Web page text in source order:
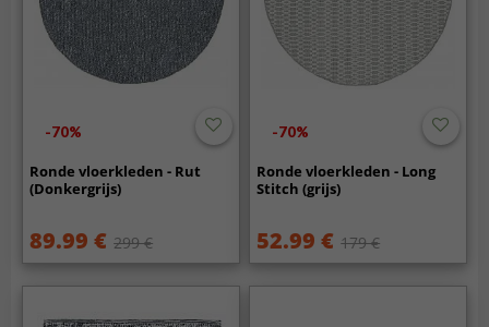
-70%
Ronde vloerkleden - Rut
(Donkergrijs)
89.99 € 299 €
-70%
Ronde vloerkleden - Long
Stitch (grijs)
52.99 € 179 €